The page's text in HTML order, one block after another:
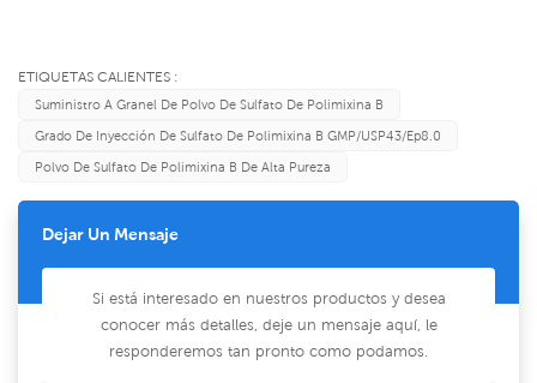
ETIQUETAS CALIENTES :
Suministro A Granel De Polvo De Sulfato De Polimixina B
Grado De Inyección De Sulfato De Polimixina B GMP/USP43/Ep8.0
Polvo De Sulfato De Polimixina B De Alta Pureza
Dejar Un Mensaje
Si está interesado en nuestros productos y desea
conocer más detalles, deje un mensaje aquí, le
responderemos tan pronto como podamos.